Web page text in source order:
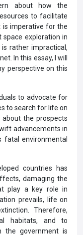
about how the
to facilitate
is imperative for the
exploration in
rather impractical,
In this essay, I will
perspective on this
to advocate for
to search for life on
the prospects
advancements in
fatal environmental
countries has
damaging the
play a key role in
prevails, life on
Therefore,
habitats, and to
the government is